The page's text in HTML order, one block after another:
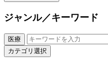
ジャンル／キーワード
医療
カテゴリ選択